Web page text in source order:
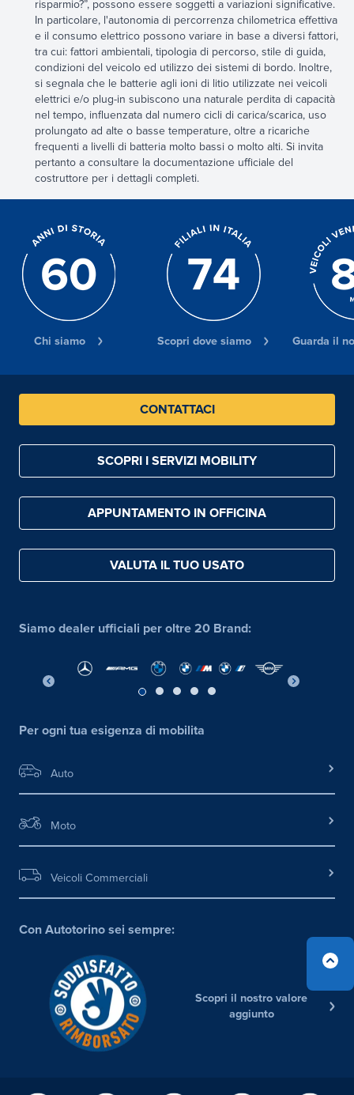
risparmio?”, possono essere soggetti a variazioni significative.
In particolare, l'autonomia di percorrenza chilometrica effettiva
e il consumo elettrico possono variare in base a diversi fattori,
tra cui: fattori ambientali, tipologia di percorso, stile di guida,
condizioni del veicolo ed utilizzo dei sistemi di bordo. Inoltre,
si segnala che le batterie agli ioni di litio utilizzate nei veicoli
elettrici e/o plug-in subiscono una naturale perdita di capacità
nel tempo, influenzata dal numero cicli di carica/scarica, uso
prolungato ad alte o basse temperature, oltre a ricariche
frequenti a livelli di batteria molto bassi o molto alti. Si invita
pertanto a consultare la documentazione ufficiale del
costruttore per i dettagli completi.
Chi siamo Scopri dove siamo Guarda il
CONTATTACI
SCOPRI I SERVIZI MOBILITY
APPUNTAMENTO IN OFFICINA
VALUTA IL TUO USATO
Siamo dealer ufficiali per oltre 20 Brand:
Per ogni tua esigenza di mobilita
Auto
Moto
Veicoli Commerciali
Con Autotorino sei sempre:
Scopri il nostro valore
aggiunto